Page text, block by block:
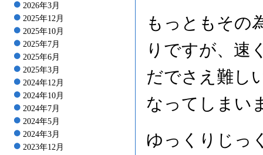
2026年3月
2025年12月
2025年10月
2025年7月
2025年6月
2025年3月
2024年12月
2024年10月
2024年7月
2024年5月
2024年3月
2023年12月
もっともその
りですが、速
だでさえ難し
なってしまい
ゆっくりじっ